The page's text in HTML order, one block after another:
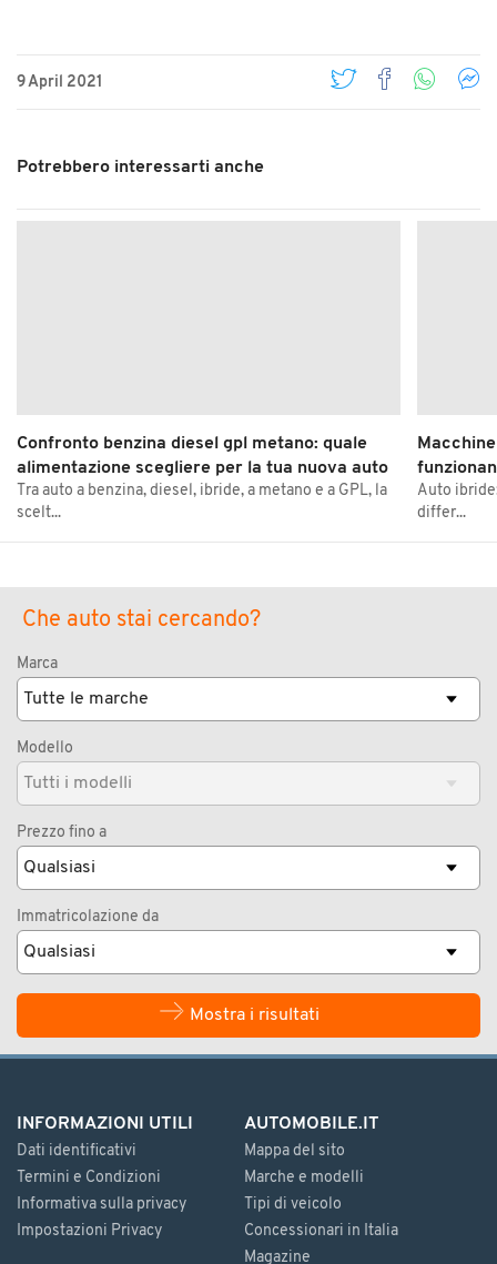
9 April 2021
Potrebbero interessarti anche
Confronto benzina diesel gpl metano: quale
alimentazione scegliere per la tua nuova auto
Tra auto a benzina, diesel, ibride, a metano e a GPL, la
scelt...
Auto
differ...
Che auto stai cercando?
Marca
Modello
Prezzo fino a
Immatricolazione da
Mostra i risultati
INFORMAZIONI UTILI
Dati identificativi
Termini e Condizioni
Informativa sulla privacy
Impostazioni Privacy
AUTOMOBILE.IT
Mappa del sito
Marche e modelli
Tipi di veicolo
Concessionari in Italia
Magazine